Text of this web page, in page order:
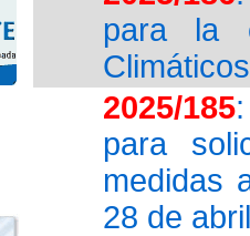
para la
Climáticos
2025/185
para
medidas
28 de abril